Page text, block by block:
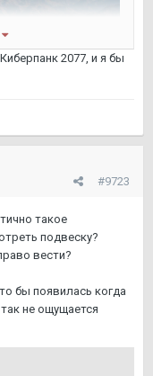
2077, и я бы
#9723
такое
подвеску?
вести?
бы появилась когда
не ощущается